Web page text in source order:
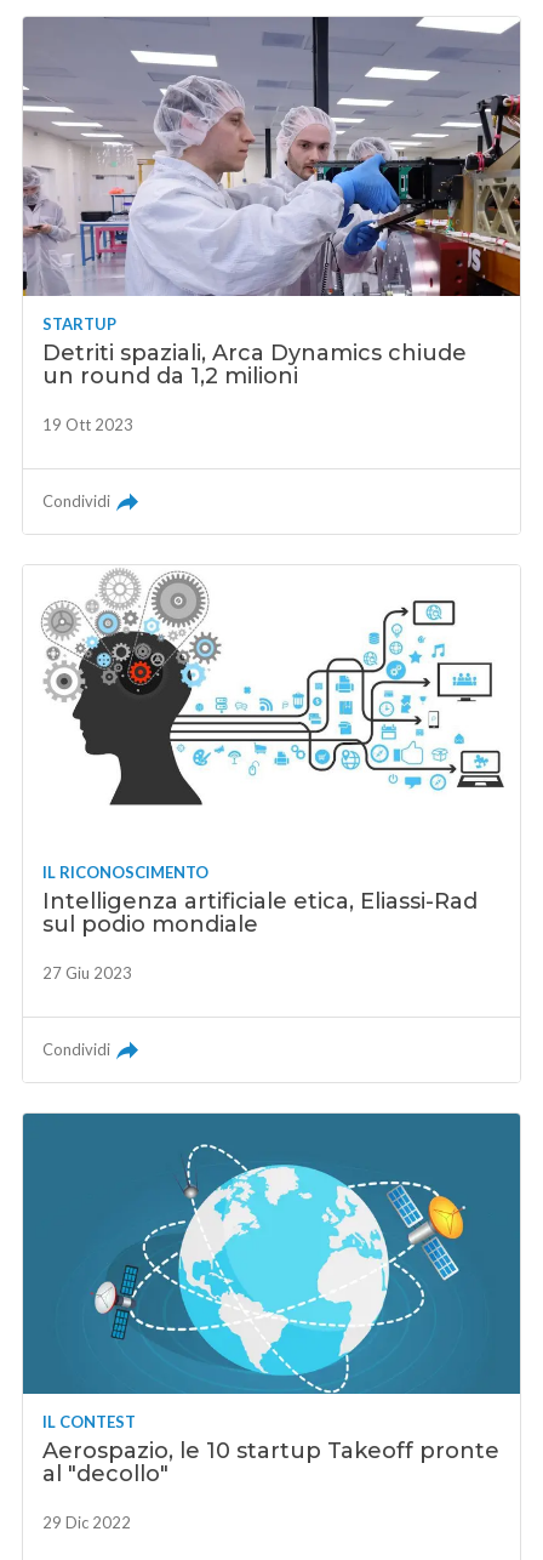
STARTUP
Detriti spaziali, Arca Dynamics chiude
un round da 1,2 milioni
19 Ott 2023
Condividi
IL RICONOSCIMENTO
Intelligenza artificiale etica, Eliassi-Rad
sul podio mondiale
27 Giu 2023
Condividi
IL CONTEST
Aerospazio, le 10 startup Takeoff pronte
al "decollo"
29 Dic 2022